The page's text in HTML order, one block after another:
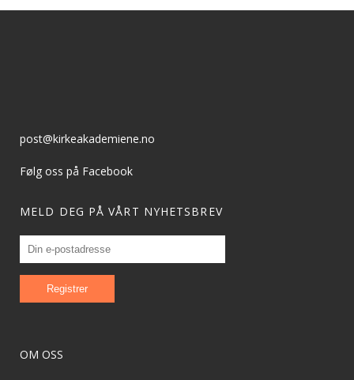
post@kirkeakademiene.no
Følg oss på Facebook
MELD DEG PÅ VÅRT NYHETSBREV
OM OSS